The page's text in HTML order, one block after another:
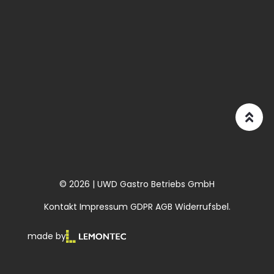
© 2026 | UWD Gastro Betriebs GmbH
Kontakt Impressum GDPR AGB Widerrufsbel.
made by